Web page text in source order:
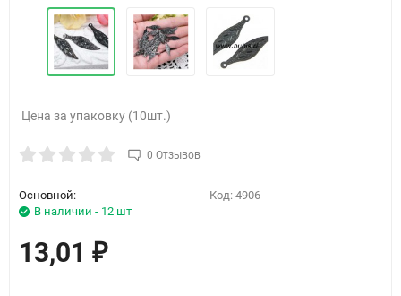
Цена за упаковку (10шт.)
0 Отзывов
Основной:
В наличии - 12 шт
Код: 4906
13,01 ₽